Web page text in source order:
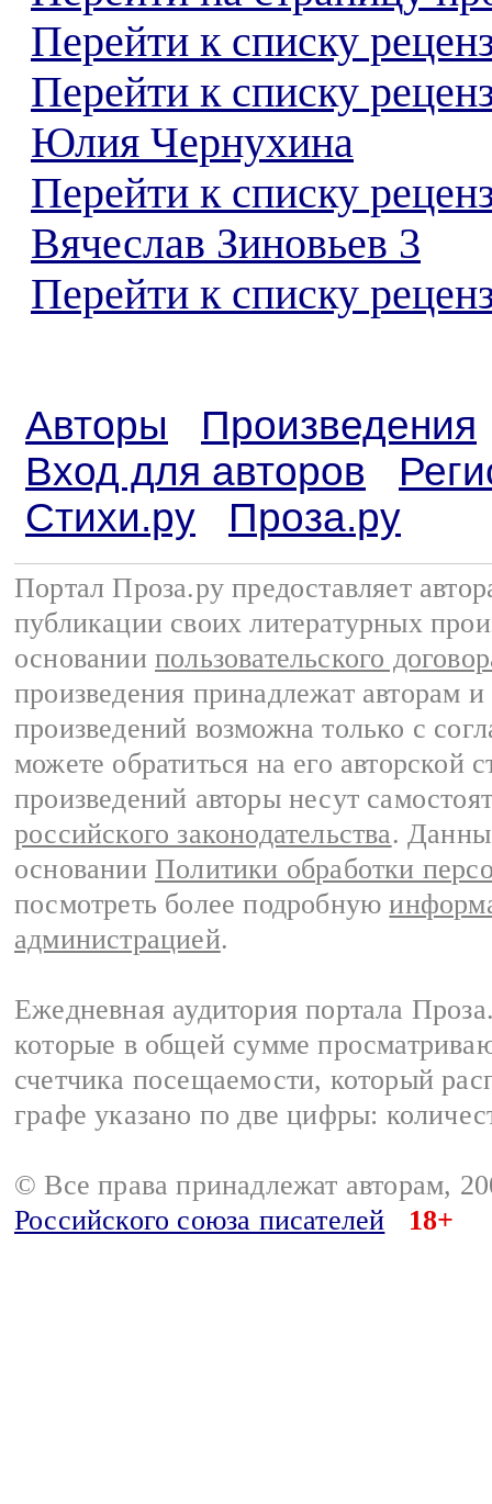
Перейти к списку
Перейти к списку
Юлия Чернухина
Перейти к списку
Вячеслав Зиновьев 3
Перейти к списку
Авторы
Произведения
Вход для авторов
Стихи.ру
Проза.ру
Портал Проза.ру предоставляет
публикации своих литературных
основании пользовательского
произведения принадлежат авторам
произведений возможна только с
можете обратиться на его авторской
произведений авторы несут
российского законодательства.
основании Политики обработки
посмотреть более подробную
администрацией.
Ежедневная аудитория портала
которые в общей сумме
счетчика посещаемости, который
графе указано по две цифры:
© Все права принадлежат авторам,
Российского союза писателей
18+